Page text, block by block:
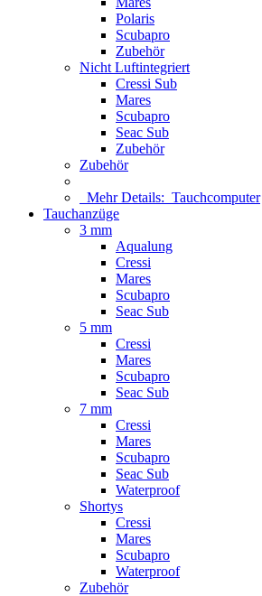
Polaris
Scubapro
Zubehör
Nicht Luftintegriert
Cressi Sub
Mares
Scubapro
Seac Sub
Zubehör
Zubehör
Mehr Details: Tauchcomputer
Tauchanzüge
3 mm
Aqualung
Cressi
Mares
Scubapro
Seac Sub
5 mm
Cressi
Mares
Scubapro
Seac Sub
7 mm
Cressi
Mares
Scubapro
Seac Sub
Waterproof
Shortys
Cressi
Mares
Scubapro
Waterproof
Zubehör